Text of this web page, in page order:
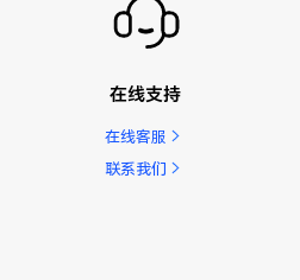
在线支持
在线客服
联系我们